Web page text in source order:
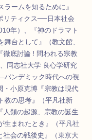
ームを知るために』
リティクス──日本社会
年）、『神のドラマト
台として』（教文館、
徹底討論 ! 問われる宗教
同志社大学 良心学研究
パンデミック時代への視
・小原克博『宗教は現代
教の思考』（平凡社新
人類の起源、宗教の誕生
生まれたとき』（平凡社
社会の戦後史』（東京大